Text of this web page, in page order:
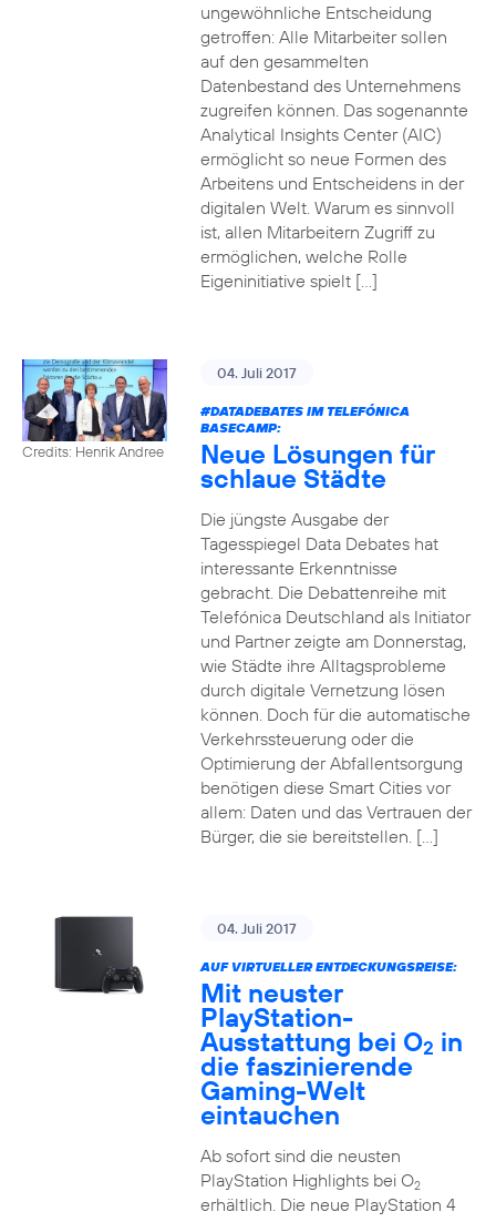
ungewöhnliche Entscheidung
getroffen: Alle Mitarbeiter sollen
auf den gesammelten
Datenbestand des Unternehmens
zugreifen können. Das sogenannte
Analytical Insights Center (AIC)
ermöglicht so neue Formen des
Arbeitens und Entscheidens in der
digitalen Welt. Warum es sinnvoll
ist, allen Mitarbeitern Zugriff zu
ermöglichen, welche Rolle
Eigeninitiative spielt […]
Credits: Henrik Andree
04. Juli 2017
#DATADEBATESIM TELEFÓNICA
BASECAMP:
Neue Lösungen für
schlaue Städte
Die jüngste Ausgabe der
Tagesspiegel Data Debates hat
interessante Erkenntnisse
gebracht. Die Debattenreihe mit
Telefónica Deutschland als Initiator
und Partner zeigte am Donnerstag,
wie Städte ihre Alltagsprobleme
durch digitale Vernetzung lösen
können. Doch für die automatische
Verkehrssteuerung oder die
Optimierung der Abfallentsorgung
benötigen diese Smart Cities vor
allem: Daten und das Vertrauen der
Bürger, die sie bereitstellen. […]
04. Juli 2017
AUF VIRTUELLER ENTDECKUNGSREISE:
Mit neuster
PlayStation-
Ausstattung bei O2 in
die faszinierende
Gaming-Welt
eintauchen
Ab sofort sind die neusten
PlayStation Highlights bei O2
erhältlich. Die neue PlayStation 4